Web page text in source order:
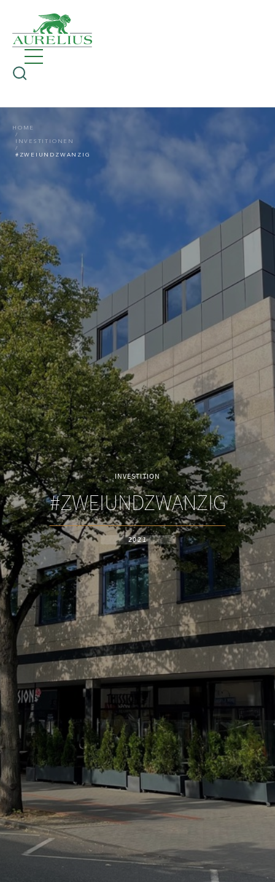
HOME
INVESTITIONEN
#ZWEIUNDZWANZIG
INVESTITION
#ZWEIUNDZWANZIG
2021